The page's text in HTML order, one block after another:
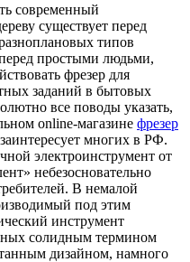
современный
существует перед
типов
простыми людьми,
фрезер для
заданий в бытовых
все поводы указать,
online-магазине фрезер
многих в РФ.
электроинструмент от
небезосновательно
В немалой
под этим
инструмент
солидным термином
дизайном, намного